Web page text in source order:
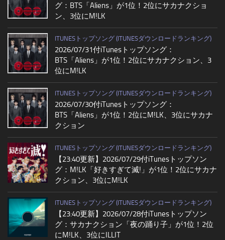
グ：BTS「Aliens」が1位！2位にサカナクショ
ン、3位にM!LK
ITUNESトップソング (ITUNESダウンロードランキング)
2026/07/31付iTunesトップソング：
BTS「Aliens」が1位！2位にサカナクション、3
位にM!LK
ITUNESトップソング (ITUNESダウンロードランキング)
2026/07/30付iTunesトップソング：
BTS「Aliens」が1位！2位にM!LK、3位にサカナ
クション
ITUNESトップソング (ITUNESダウンロードランキング)
【23:40更新】2026/07/29付iTunesトップソン
グ：M!LK「好きすぎて滅!」が1位！2位にサカナ
クション、3位にM!LK
ITUNESトップソング (ITUNESダウンロードランキング)
【23:40更新】2026/07/28付iTunesトップソン
グ：サカナクション「夜の踊り子」が1位！2位
にM!LK、3位にILLIT